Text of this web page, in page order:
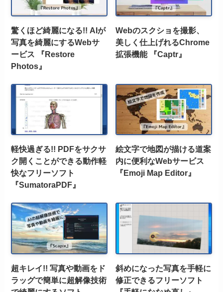
驚くほど綺麗になる!! AIが
写真を綺麗にするWebサ
ービス 『Restore
Photos』
Webのスクショを撮影、
美しく仕上げれるChrome
拡張機能 『Captr』
軽快過ぎる!! PDFをサクサ
ク開くことができる動作軽
快なフリーソフト
『SumatoraPDF』
絵文字で地図が描ける道案
内に便利なWebサービス
『Emoji Map Editor』
超キレイ!! 写真や動画をド
ラッグで簡単に超解像技術
斜めになった写真を手軽に
修正できるフリーソフト